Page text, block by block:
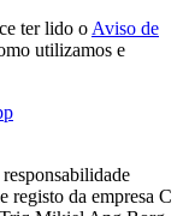
ter lido o Aviso de
utilizamos e
registo da empresa C